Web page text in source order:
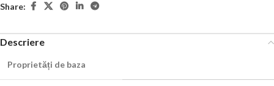
Share:
Descriere
Proprietăți de baza